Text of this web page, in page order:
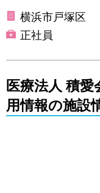
横浜市戸塚区
正社員
医療法人 積
用情報の施設